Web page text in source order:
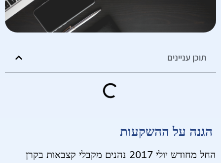
תוכן עניינים
הגנה על ההשקעות
החל מחודש יולי 2017 נהנים מקבלי קצבאות בקרן